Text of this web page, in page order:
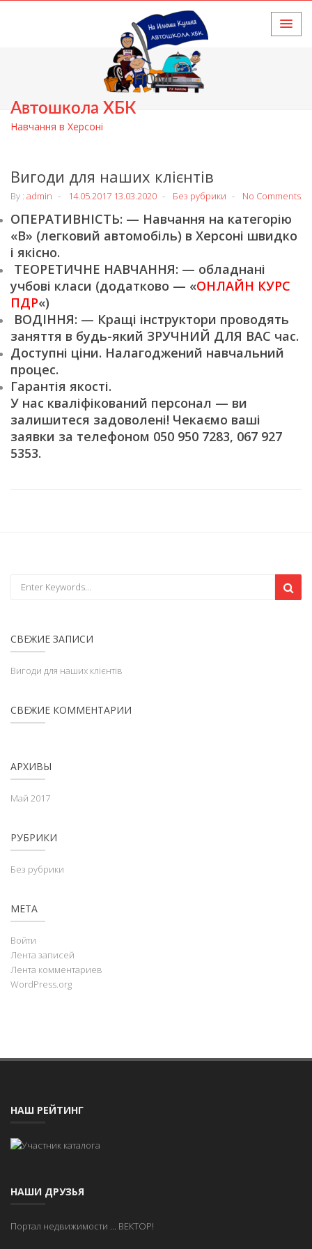
Автошкола ХБК
Навчання в Херсоні
HOME
Вигоди для наших клієнтів
By : admin 14.05.2017 13.03.2020 Без рубрики No Comments
ОПЕРАТИВНІСТЬ: — Навчання на категорію
«В» (легковий автомобіль) в Херсоні швидко
і якісно.
ТЕОРЕТИЧНЕ НАВЧАННЯ: — обладнані
учбові класи (додатково — «ОНЛАЙН КУРС
ПДР«)
ВОДІННЯ: — Кращі інструктори проводять
заняття в будь-який ЗРУЧНИЙ ДЛЯ ВАС час.
Доступні ціни. Налагоджений навчальний
процес.
Гарантія якості.
У нас кваліфікований персонал — ви
залишитеся задоволені! Чекаємо ваші
заявки за телефоном 050 950 7283, 067 927
5353.
СВЕЖИЕ ЗАПИСИ
Вигоди для наших клієнтів
СВЕЖИЕ КОММЕНТАРИИ
АРХИВЫ
Май 2017
РУБРИКИ
Без рубрики
МЕТА
Войти
Лента записей
Лента комментариев
WordPress.org
НАШ РЕЙТИНГ
НАШИ ДРУЗЬЯ
Портал недвижимости ... ВЕКТОР!